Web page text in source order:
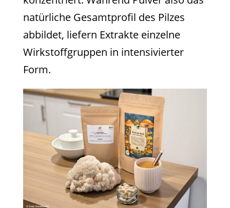
natürliche Gesamtprofil des Pilzes
abbildet, liefern Extrakte einzelne
Wirkstoffgruppen in intensivierter
Form.